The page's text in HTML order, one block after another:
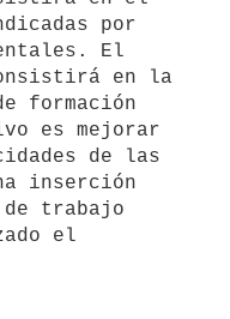
por
El
en la
formación
es mejorar
de las
inserción
trabajo
el